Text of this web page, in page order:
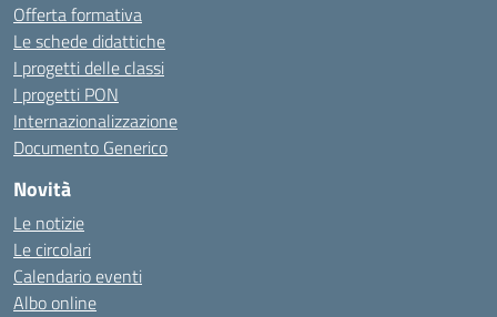
Offerta formativa
Le schede didattiche
I progetti delle classi
I progetti PON
Internazionalizzazione
Documento Generico
Novità
Le notizie
Le circolari
Calendario eventi
Albo online